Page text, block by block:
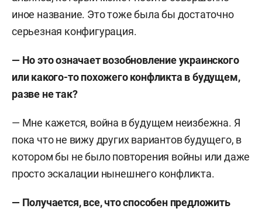
иное название. Это тоже была бы достаточно
серьезная конфигурация.
— Но это означает возобновление украинского
или какого-то похожего конфликта в будущем,
разве не так?
— Мне кажется, война в будущем неизбежна. Я
пока что не вижу других вариантов будущего, в
котором бы не было повторения войны или даже
просто эскалации нынешнего конфликта.
— Получается, все, что способен предложить